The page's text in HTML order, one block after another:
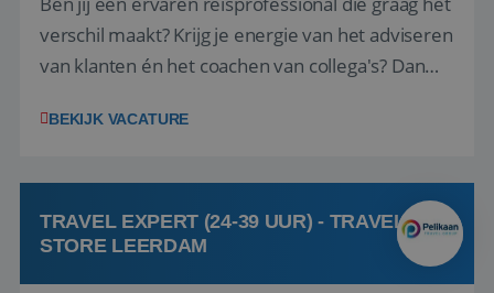
verschil maakt? Krijg je energie van het adviseren
van klanten én het coachen van collega's? Dan
(onderdeel van Pelikaan Travel Group) zoeken
team het reisbureau verder...
BEKIJK VACATURE
TRAVEL EXPERT (24-39 UUR) - TRAVEL
STORE LEERDAM